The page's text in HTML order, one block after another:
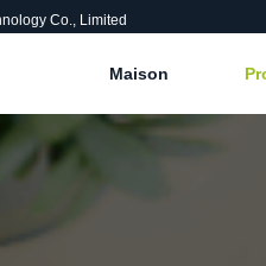
Co., Limited
Maison